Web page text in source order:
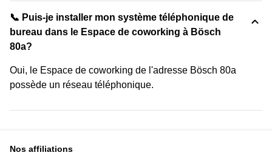
📞 Puis-je installer mon système téléphonique de
bureau dans le Espace de coworking à Bösch
80a?
Oui, le Espace de coworking de l'adresse Bösch 80a
possède un réseau téléphonique.
Nos affiliations